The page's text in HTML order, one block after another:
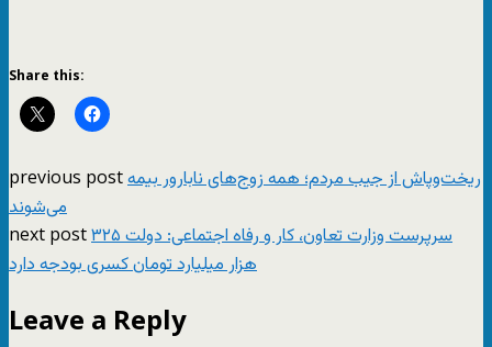
Share this:
previous postریخت‌وپاش از جیب مردم؛ همه زوج‌های نابارور بیمه
می‌شوند
next postسرپرست وزارت تعاون، کار و رفاه اجتماعی: دولت ۳۲۵
هزار میلیارد تومان کسری بودجه دارد
Leave a Reply